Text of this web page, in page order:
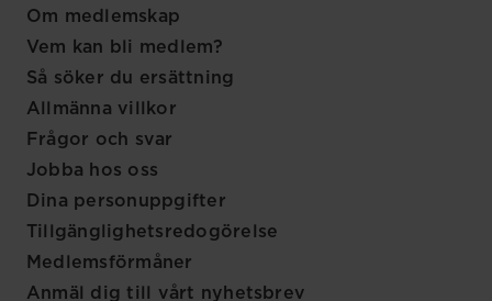
Om medlemskap
Vem kan bli medlem?
Så söker du ersättning
Allmänna villkor
Frågor och svar
Jobba hos oss
Dina personuppgifter
Tillgänglighetsredogörelse
Medlemsförmåner
Anmäl dig till vårt nyhetsbrev